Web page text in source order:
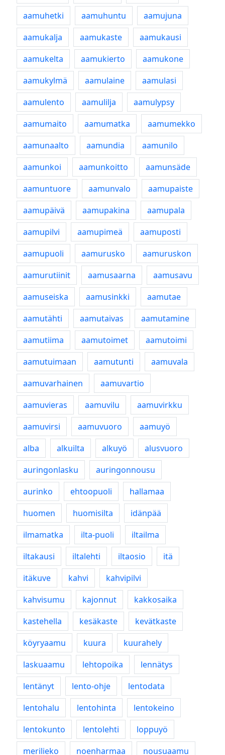
aamuhetki
aamuhuntu
aamujuna
aamukalja
aamukaste
aamukausi
aamukelta
aamukierto
aamukone
aamukylmä
aamulaine
aamulasi
aamulento
aamulilja
aamulypsy
aamumaito
aamumatka
aamumekko
aamunaalto
aamundia
aamunilo
aamunkoi
aamunkoitto
aamunsäde
aamuntuore
aamunvalo
aamupaiste
aamupäivä
aamupakina
aamupala
aamupilvi
aamupimeä
aamuposti
aamupuoli
aamurusko
aamuruskon
aamurutiinit
aamusaarna
aamusavu
aamuseiska
aamusinkki
aamutae
aamutähti
aamutaivas
aamutamine
aamutiima
aamutoimet
aamutoimi
aamutuimaan
aamutunti
aamuvala
aamuvarhainen
aamuvartio
aamuvieras
aamuvilu
aamuvirkku
aamuvirsi
aamuvuoro
aamuyö
alba
alkuilta alkuyö
alusvuoro
auringonlasku
auringonnousu
aurinko
ehtoopuoli
hallamaa
huomen
huomisilta
idänpää
ilmamatka
ilta-puoli
iltailma
iltakausi
iltalehti iltaosio
itä
itäkuve
kahvi
kahvipilvi
kahvisumu
kajonnut
kakkosaika
kastehella
kesäkaste
kevätkaste
köyryaamu
kuura
kuurahely
laskuaamu
lehtopoika
lennätys
lentänyt
lento-ohje
lentodata
lentohalu
lentohinta
lentokeino
lentokunto
lentolehti
loppuyö
merilieko
noenharmaa nousuaamu